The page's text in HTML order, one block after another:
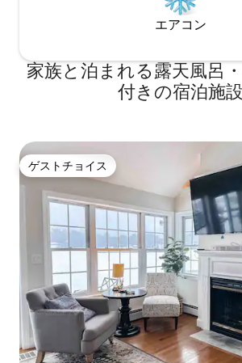
エアコン
家族と泊まれる露天風呂
付きの宿泊施設
ゲストチョイス
ゲストチョイス